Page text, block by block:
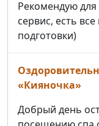
Рекомендую
сервис, есть
подготовки)
«Кияночка»
Добрый день